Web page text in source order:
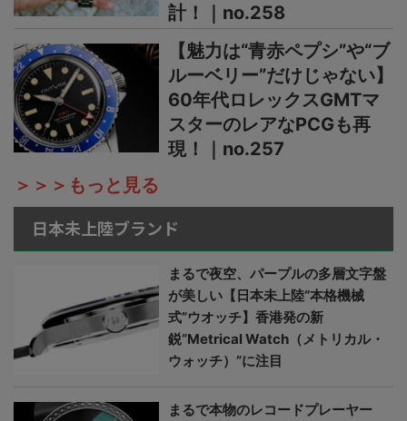
計！｜no.258
【魅力は“青赤ペプシ”や“ブ
ルーベリー”だけじゃない】
60年代ロレックスGMTマ
スターのレアなPCGも再
現！｜no.257
＞＞＞もっと見る
日本未上陸ブランド
まるで夜空、パープルの多層文字盤
が美しい【日本未上陸“本格機械
式”ウオッチ】香港発の新
鋭“Metrical Watch（メトリカル・
ウォッチ）”に注目
まるで本物のレコードプレーヤー